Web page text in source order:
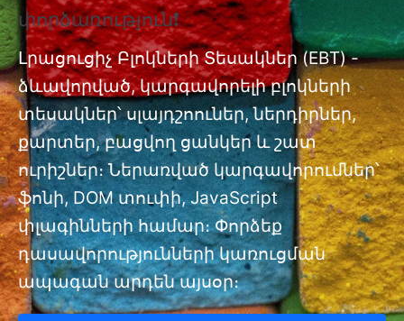
փորձառություն❗
Լրացուցիչ Բլոկների Տեսակներ (EBT) -
ձևավորված, կարգավորելի բլոկների
տեսակներ՝ սլայդշոուներ, ներդիրներ,
քարտեր, բացվող ցանկեր և շատ
ուրիշներ։ Ներառված կարգավորումներ՝
ֆոնի, DOM տուփի, JavaScript
փլագինների համար։ Փորձեք
դասավորությունների կառուցման
ապագան արդեն այսօր։